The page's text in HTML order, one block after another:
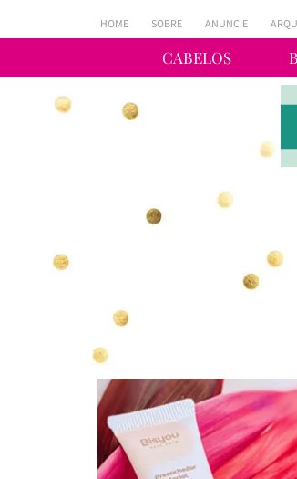
CABELOS
HOME SOBRE ANUNCIE